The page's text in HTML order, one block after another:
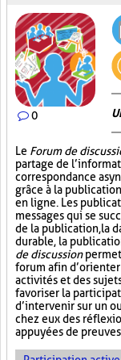
0
Le Forum de
partage de
correspondance
grâce à la
en ligne. Les
messages qui se
de la publication, la
durable, la
de discussionpermet
forum afin
activités et des
favoriser la
d’intervenir sur un
chez eux des
appuyées de